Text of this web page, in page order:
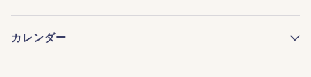
カレンダー